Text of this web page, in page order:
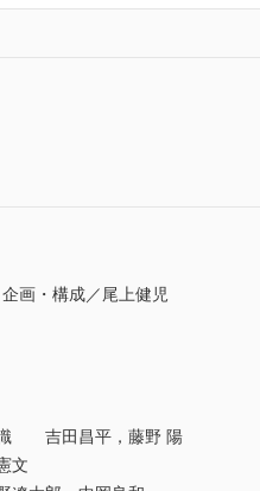
画・構成／尾上健児
識 吉田昌平，藤野 陽
文